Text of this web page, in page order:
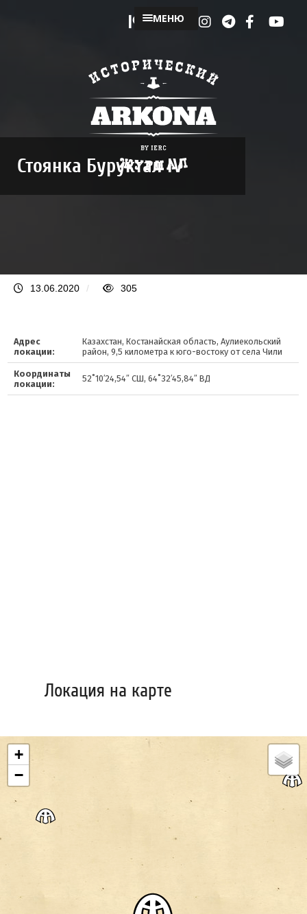
МЕНЮ
Стоянка Буруктал IV
13.06.2020 / 305
Адрес
локации:
Казахстан, Костанайская область, Аулиекольский
район, 9,5 километра к юго-востоку от села Чили
Координаты
локации:
52˚10′24,54″ СШ, 64˚32′45,84″ ВД
Локация на карте
+
−